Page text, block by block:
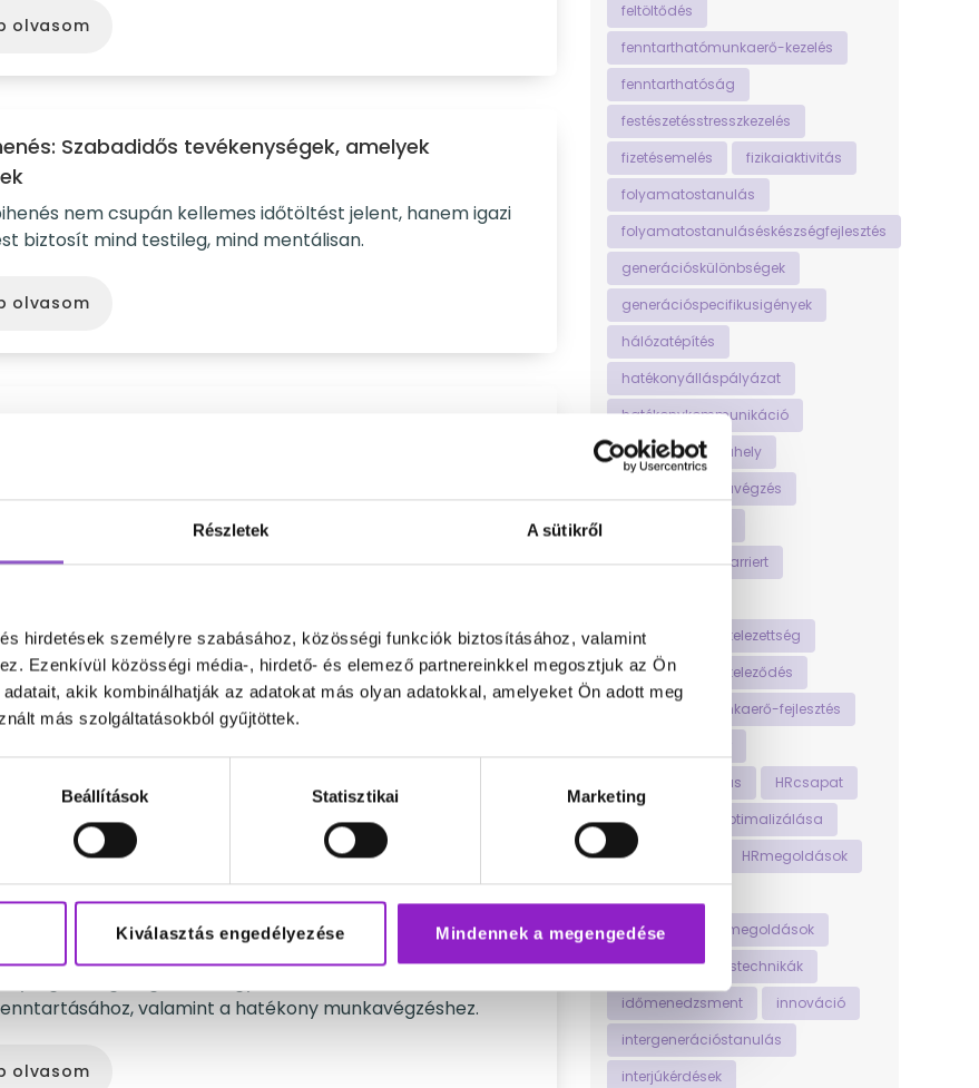
Részletek A sütikről
hirdetések személyre szabásához, közösségi funkciók biztosításához, valamint
Ezenkívül közösségi média-, hirdető- és elemező partnereinkkel megosztjuk az Ön
akik kombinálhatják az adatokat más olyan adatokkal, amelyeket Ön adott meg
más szolgáltatásokból gyűjtöttek.
Beállítások Statisztikai Marketing
Kiválasztás engedélyezése Mindennek a megengedése
olvasom
Szabadidős tevékenységek, amelyek
nem csupán kellemes időtöltést jelent, hanem igazi
biztosít mind testileg, mind mentálisan.
olvasom
hatékony menedzselése: Tippek és trükkök
népszerűsége folyamatosan növekszik, ám sokan még
találják meg azt a módszert, amellyel igazán
lehetnek otthoni munkavégzés során.
olvasom
egészségmegőrzés
valamint a hatékony munkavégzéshez.
olvasom
feltöltődés
fenntarthatómunkaerő-kezelés
fenntarthatóság
festészetésstresszkezelés
fizetésemelés
fizikaiaktivitás
folyamatostanulás
folyamatostanuláséskészségfejlesztés
generációskülönbségek
generációspecifikusigények
hálózatépítés
hatékonyálláspályázat
hatékonykommunikáció
hatékonymunkahely
hatékonymunkavégzés
hogyankezdjújkarriert
hosszútávúelkötelezettség
hosszútávúelköteleződés
hosszútávúmunkaerő-fejlesztés
HRautomatizálás
HRcsapat
HRfolyamatokoptimalizálása
HRinnováció
HRmegoldások
HRtechnológiaimegoldások
időgazdálkodástechnikák
időmenedzsment
innováció
intergenerációstanulás
interjúkérdések